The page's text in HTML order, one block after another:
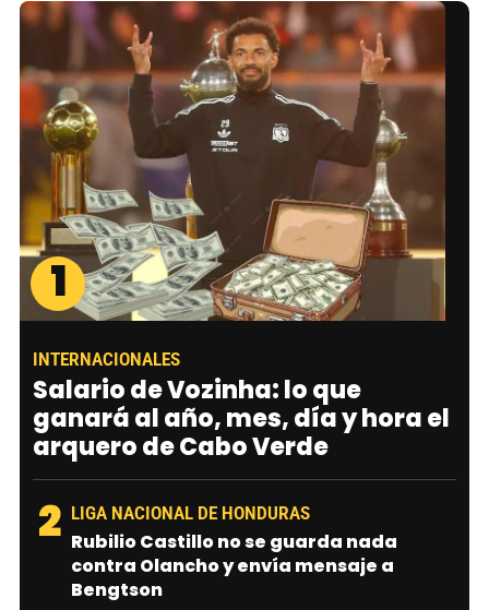
1
INTERNACIONALES
Salario de Vozinha: lo que
ganará al año, mes, día y hora el
arquero de Cabo Verde
2 LIGA NACIONAL DE HONDURAS
Rubilio Castillo no se guarda nada
contra Olancho y envía mensaje a
Bengtson